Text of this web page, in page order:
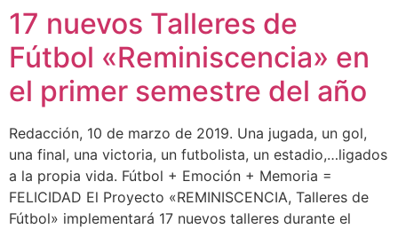
17 nuevos Talleres de
Fútbol «Reminiscencia» en
el primer semestre del año
Redacción, 10 de marzo de 2019. Una jugada, un gol,
una final, una victoria, un futbolista, un estadio,…ligados
a la propia vida. Fútbol + Emoción + Memoria =
FELICIDAD El Proyecto «REMINISCENCIA, Talleres de
Fútbol» implementará 17 nuevos talleres durante el